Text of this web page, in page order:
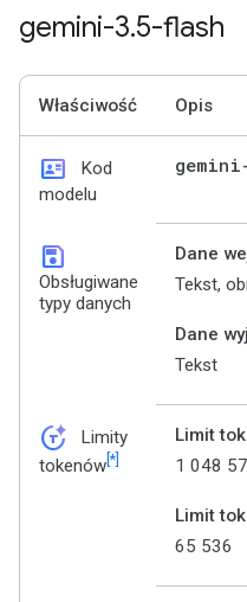
gemini-3.5-flash
Właściwość Opis
id_card
Kod
modelu
save
Obsługiwane
typy danych
Dane
Tekst,
Dane
Tekst
token_auto
Limity
tokenów[*]
Limit
1 048
Limit
65 536